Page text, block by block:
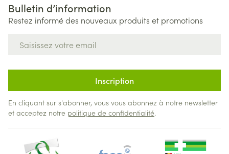
Bulletin d’information
Restez informé des nouveaux produits et promotions
Inscription
En cliquant sur s'abonner, vous vous abonnez à notre newsletter
et acceptez notre politique de confidentialité.